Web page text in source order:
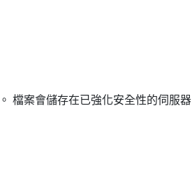
檔案會儲存在已強化安全性的伺服器